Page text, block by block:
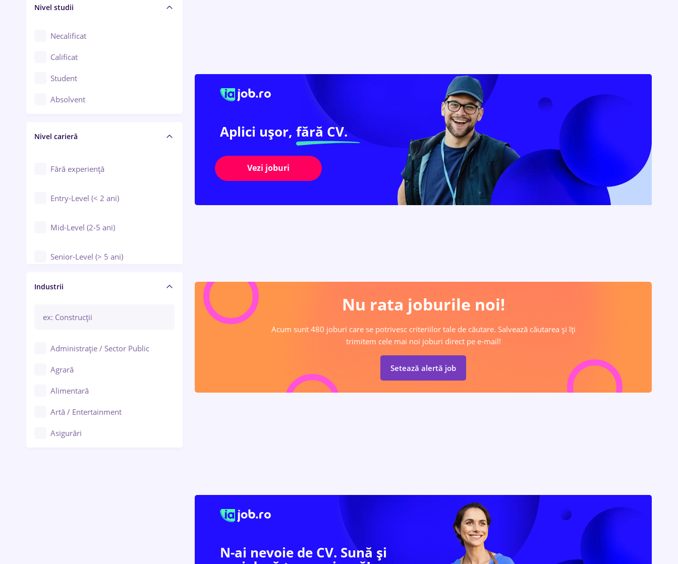
Cercetare - dezvoltare
Chimie / Biochimie
Confecții / Design vestimentar
Construcții / Instalații
Controlul calității
Educație / Training / Arte
Nivel studii
Necalificat
Calificat
Student
Absolvent
Nivel carieră
Fără experiență
Entry-Level (< 2 ani)
Mid-Level (2-5 ani)
Senior-Level (> 5 ani)
Manager / Executiv
Industrii
Administrație / Sector Public
Agrară
Alimentară
Artă / Entertainment
Asigurări
Aplici ușor, fără CV.
Vezi joburi
N-ai nevoie de CV. Sună și
Nu rata joburile noi!
Acum sunt 480 joburi care se potrivesc criteriilor tale de căutare. Salvează căutarea și îți
trimitem cele mai noi joburi direct pe e-mail!
Setează alertă job